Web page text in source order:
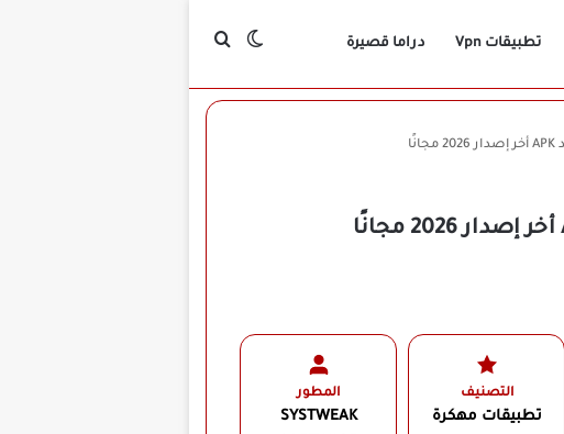
تطبيقات Vpn دراما قصيرة الوضع المظلم
بحث عن
التصنيف
تطبيقات مهكرة
المطور
SYSTWEAK